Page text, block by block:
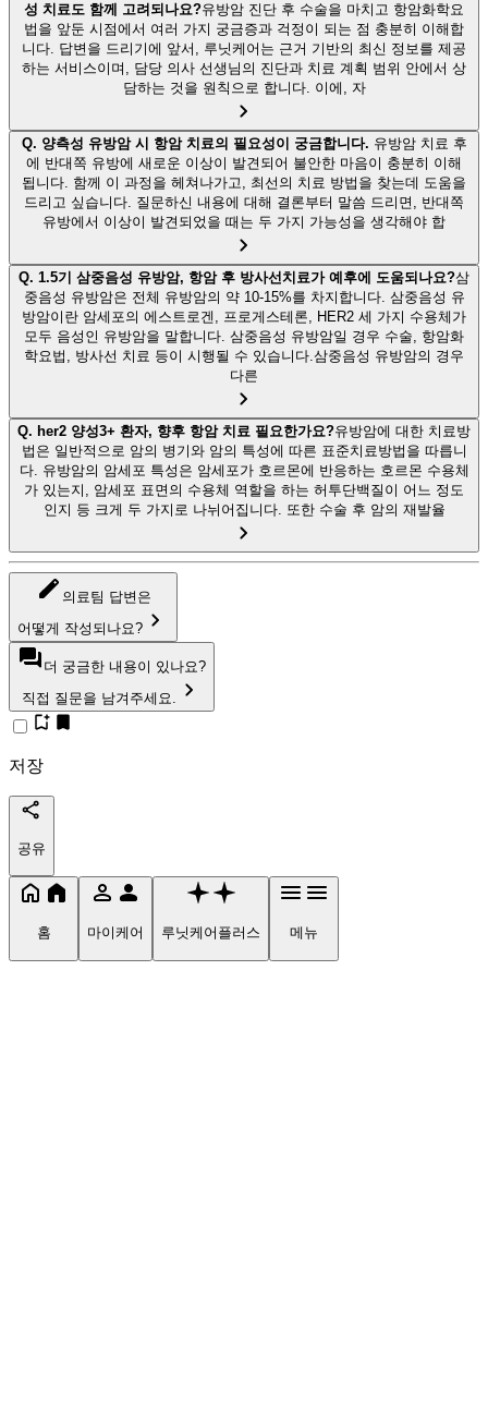
성 치료도 함께 고려되나요?유방암 진단 후 수술을 마치고 항암화학요
법을 앞둔 시점에서 여러 가지 궁금증과 걱정이 되는 점 충분히 이해합
니다. 답변을 드리기에 앞서, 루닛케어는 근거 기반의 최신 정보를 제공
하는 서비스이며, 담당 의사 선생님의 진단과 치료 계획 범위 안에서 상
담하는 것을 원칙으로 합니다. 이에, 자
Q. 양측성 유방암 시 항암 치료의 필요성이 궁금합니다. 유방암 치료 후
에 반대쪽 유방에 새로운 이상이 발견되어 불안한 마음이 충분히 이해
됩니다. 함께 이 과정을 헤쳐나가고, 최선의 치료 방법을 찾는데 도움을
드리고 싶습니다. 질문하신 내용에 대해 결론부터 말씀 드리면, 반대쪽
유방에서 이상이 발견되었을 때는 두 가지 가능성을 생각해야 합
Q. 1.5기 삼중음성 유방암, 항암 후 방사선치료가 예후에 도움되나요?삼
중음성 유방암은 전체 유방암의 약 10-15%를 차지합니다. 삼중음성 유
방암이란 암세포의 에스트로겐, 프로게스테론, HER2 세 가지 수용체가
모두 음성인 유방암을 말합니다. 삼중음성 유방암일 경우 수술, 항암화
학요법, 방사선 치료 등이 시행될 수 있습니다.삼중음성 유방암의 경우
다른
Q. her2 양성3+ 환자, 향후 항암 치료 필요한가요?유방암에 대한 치료방
법은 일반적으로 암의 병기와 암의 특성에 따른 표준치료방법을 따릅니
다. 유방암의 암세포 특성은 암세포가 호르몬에 반응하는 호르몬 수용체
가 있는지, 암세포 표면의 수용체 역할을 하는 허투단백질이 어느 정도
인지 등 크게 두 가지로 나뉘어집니다. 또한 수술 후 암의 재발율
의료팀 답변은
어떻게 작성되나요?
더 궁금한 내용이 있나요?
직접 질문을 남겨주세요.
저장
공유
홈 마이케어 루닛케어플러스 메뉴